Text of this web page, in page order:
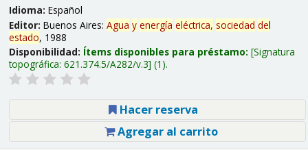
Idioma: Español
Editor: Buenos Aires: Agua y energía eléctrica, sociedad del
estado, 1988
Disponibilidad: Ítems disponibles para préstamo: Signatura
topográfica: 621.374.5/A282/v.3 (1).
Hacer reserva
Agregar al carrito